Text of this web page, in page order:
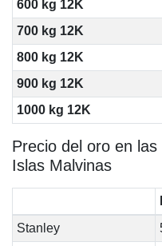
600 kg 12K
700 kg 12K
800 kg 12K
900 kg 12K
1000 kg 12K
Precio del oro en
Islas Malvinas
Stanley